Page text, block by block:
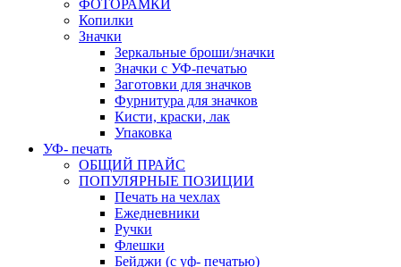
ФОТОРАМКИ
Копилки
Значки
Зеркальные броши/значки
Значки с УФ-печатью
Заготовки для значков
Фурнитура для значков
Кисти, краски, лак
Упаковка
УФ- печать
ОБЩИЙ ПРАЙС
ПОПУЛЯРНЫЕ ПОЗИЦИИ
Печать на чехлах
Ежедневники
Ручки
Флешки
Бейджи (с уф- печатью)